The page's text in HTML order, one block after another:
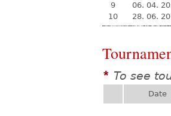
9
06. 04.
10
28. 06.
* To see
Date